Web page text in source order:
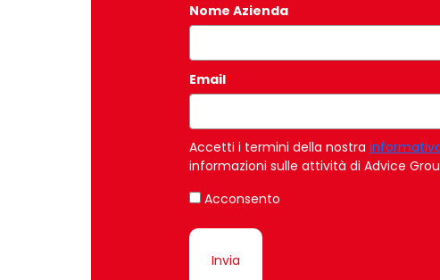
Nome Azienda
Email*
Accetti i termini della nostra
informazioni sulle attività di Advice
Acconsento
Invia